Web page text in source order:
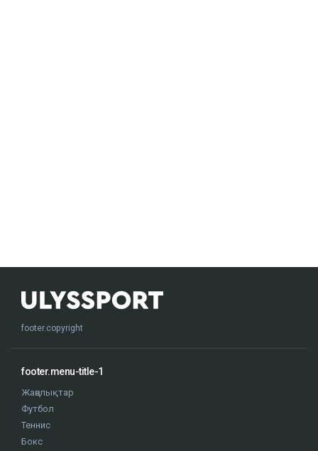
footer.copyright
footer.menu-title-1
Жаңалықтар
Футбол
Теннис
Бокс